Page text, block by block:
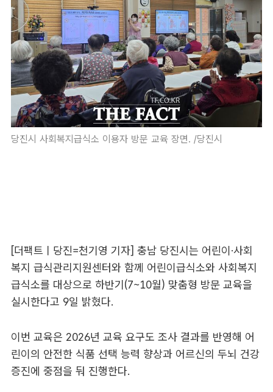
당진시 사회복지급식소 이용자 방문 교육 장면. /당진시
[더팩트ㅣ당진=천기영 기자] 충남 당진시는 어린이·사회
복지 급식관리지원센터와 함께 어린이급식소와 사회복지
급식소를 대상으로 하반기(7~10월) 맞춤형 방문 교육을
실시한다고 9일 밝혔다.
이번 교육은 2026년 교육 요구도 조사 결과를 반영해 어
린이의 안전한 식품 선택 능력 향상과 어르신의 두뇌 건강
증진에 중점을 둬 진행한다.